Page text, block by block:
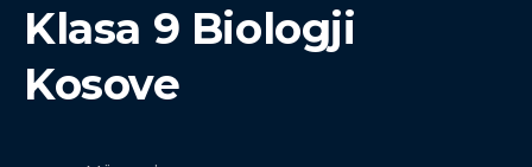
Klasa 9 Biologji
Kosove